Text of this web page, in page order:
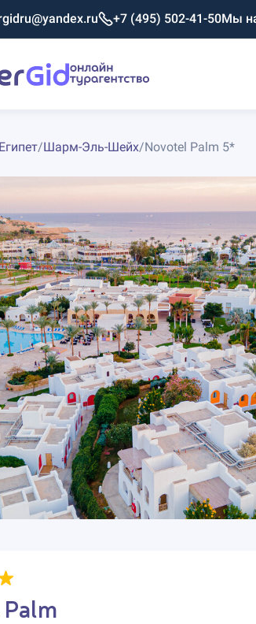
+7 (495) 502-41-50Мы
/Шарм-Эль-Шейх/Novotel Palm 5*